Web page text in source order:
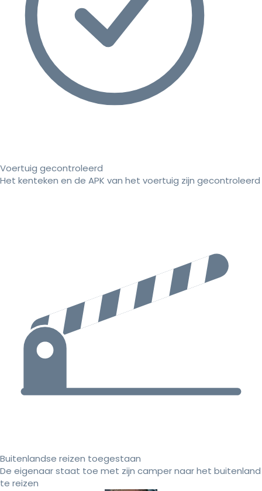
Voertuig gecontroleerd
Het kenteken en de APK van het voertuig zijn gecontroleerd
Buitenlandse reizen toegestaan
De eigenaar staat toe met zijn camper naar het buitenland
te reizen